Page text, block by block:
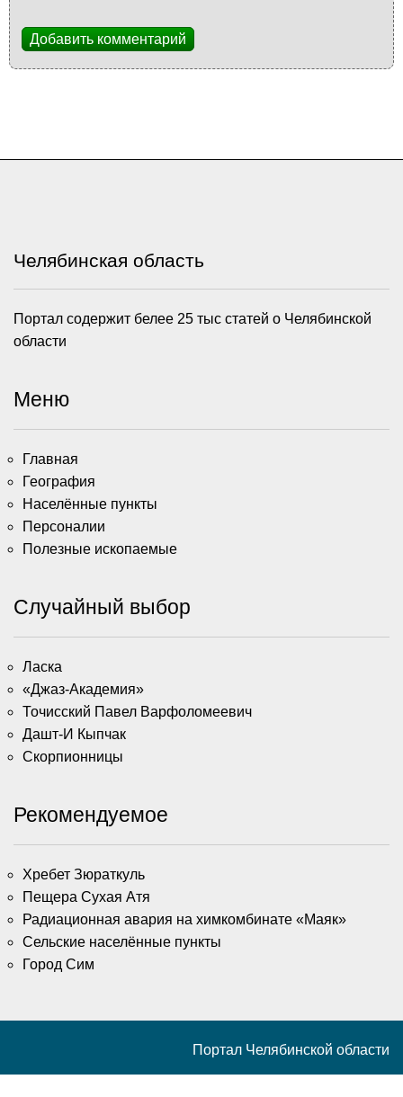
Добавить комментарий
Челябинская область
Портал содержит белее 25 тыс статей о Челябинской
области
Меню
Главная
География
Населённые пункты
Персоналии
Полезные ископаемые
Случайный выбор
Ласка
«Джаз-Академия»
Точисский Павел Варфоломеевич
Дашт-И Кыпчак
Скорпионницы
Рекомендуемое
Хребет Зюраткуль
Пещера Сухая Атя
Радиационная авария на химкомбинате «Маяк»
Сельские населённые пункты
Город Сим
Портал Челябинской области